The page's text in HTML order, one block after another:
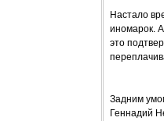
Настало
иномарок.
это
Задним
Геннадий